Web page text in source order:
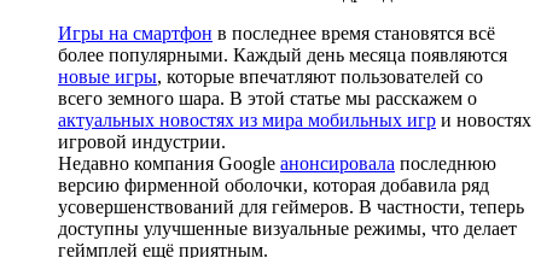
Игры на смартфон в последнее время становятся всё
более популярными. Каждый день месяца появляются
новые игры, которые впечатляют пользователей со
всего земного шара. В этой статье мы расскажем о
актуальных новостях из мира мобильных игр и новостях
игровой индустрии.
Недавно компания Google анонсировала последнюю
версию фирменной оболочки, которая добавила ряд
усовершенствований для геймеров. В частности, теперь
доступны улучшенные визуальные режимы, что делает
геймплей ещё приятным.